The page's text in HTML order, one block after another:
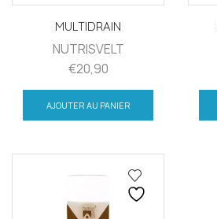
MULTIDRAIN
NUTRISVELT
€20,90
AJOUTER AU PANIER